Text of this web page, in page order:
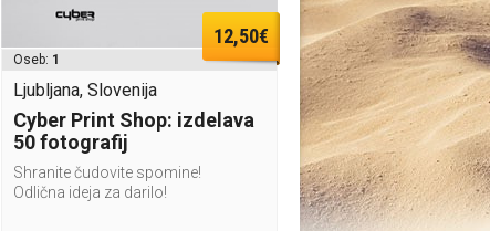
12,50€
Oseb: 1
Ljubljana, Slovenija
Cyber Print Shop: izdelava
50 fotografij
Shranite čudovite spomine!
Odlična ideja za darilo!